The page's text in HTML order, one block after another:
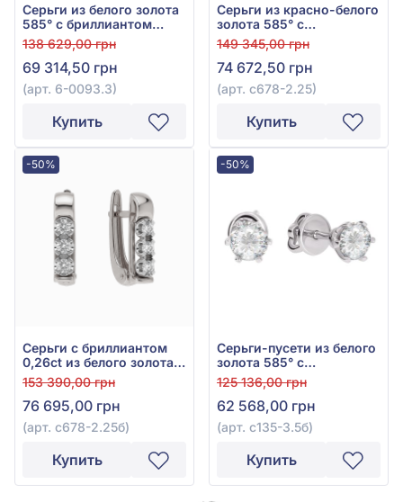
Серьги из белого золота
585° с бриллиантом
0,46ct, арт. 6-0093.3
138 629,00 грн
69 314,50 грн
(арт. 6-0093.3)
Купить
Серьги из красно-белого
золота 585° с
бриллиантом 0,25ct, арт.
с678-2.25
149 345,00 грн
74 672,50 грн
(арт. с678-2.25)
Купить
-50%
Серьги с бриллиантом
0,26ct из белого золота
585°, арт. с678-2.25б
153 390,00 грн
76 695,00 грн
(арт. с678-2.25б)
Купить
-50%
Серьги-пусети из белого
золота 585° с
бриллиантом 0,39ct, арт.
с135-3.5б
125 136,00 грн
62 568,00 грн
(арт. с135-3.5б)
Купить